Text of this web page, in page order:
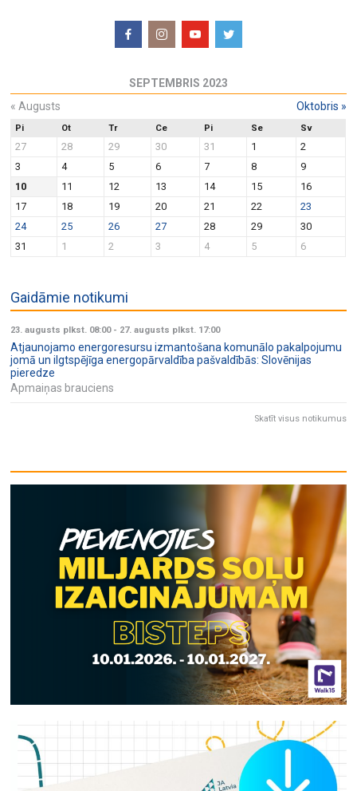
s
N
a
v
g
a
t
n
t
i
o
n
SEPTEMBRIS 2023
« Augusts Oktobris »
Pi Ot Tr Ce Pi Se Sv
27 28 29 30 31 1
2
3
4 5 6 7 8
9
10
11 12 13 14 15
16
17
18 19 20 21 22
23
24
25 26 27 28 29
30
31
1 2 3 4 5 6
Gaidāmie notikumi
23. augusts plkst. 08:00- 27. augusts plkst. 17:00
Atjaunojamo energoresursu izmantošana komunālo pakalpojumu
jomā un ilgtspējīga energopārvaldība pašvaldībās: Slovēnijas
pieredze
Apmaiņas brauciens
Skatīt visus notikumus